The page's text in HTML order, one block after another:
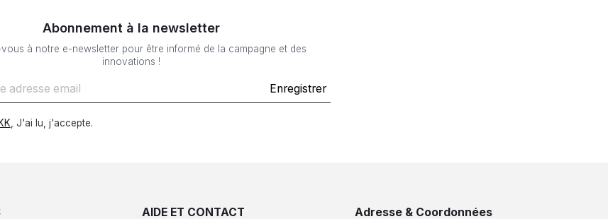
Abonnement à la newsletter
à notre e-newsletter pour être informé de la campagne et des
innovations !
Enregistrer
, J'ai lu, j'accepte.
AIDE ET CONTACT Adresse & Coordonnées